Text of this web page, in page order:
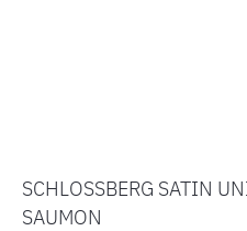
SCHLOSSBERG SATIN
SAUMON